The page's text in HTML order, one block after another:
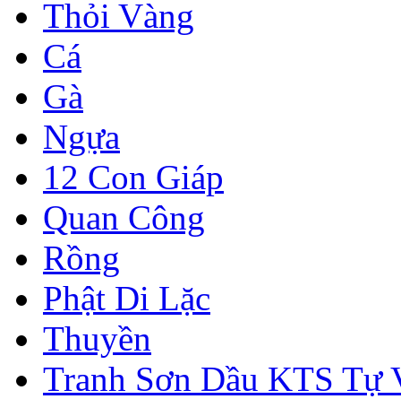
Thỏi Vàng
Cá
Gà
Ngựa
12 Con Giáp
Quan Công
Rồng
Phật Di Lặc
Thuyền
Tranh Sơn Dầu KTS Tự